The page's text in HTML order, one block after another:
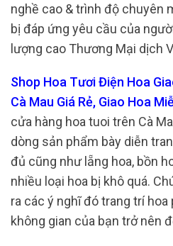
nghề cao & trình độ chuyên
bị đáp ứng yêu cầu của
lượng cao Thương Mại dịch
Shop Hoa Tươi Điện Hoa
Cà Mau Giá Rẻ, Giao Hoa
cửa hàng hoa tuoi trên Cà
dòng sản phẩm bày diễn
đủ cũng như lẵng hoa, bồn
nhiều loại hoa bị khô quá.
ra các ý nghĩ đó trang trí
không gian của bạn trở nên